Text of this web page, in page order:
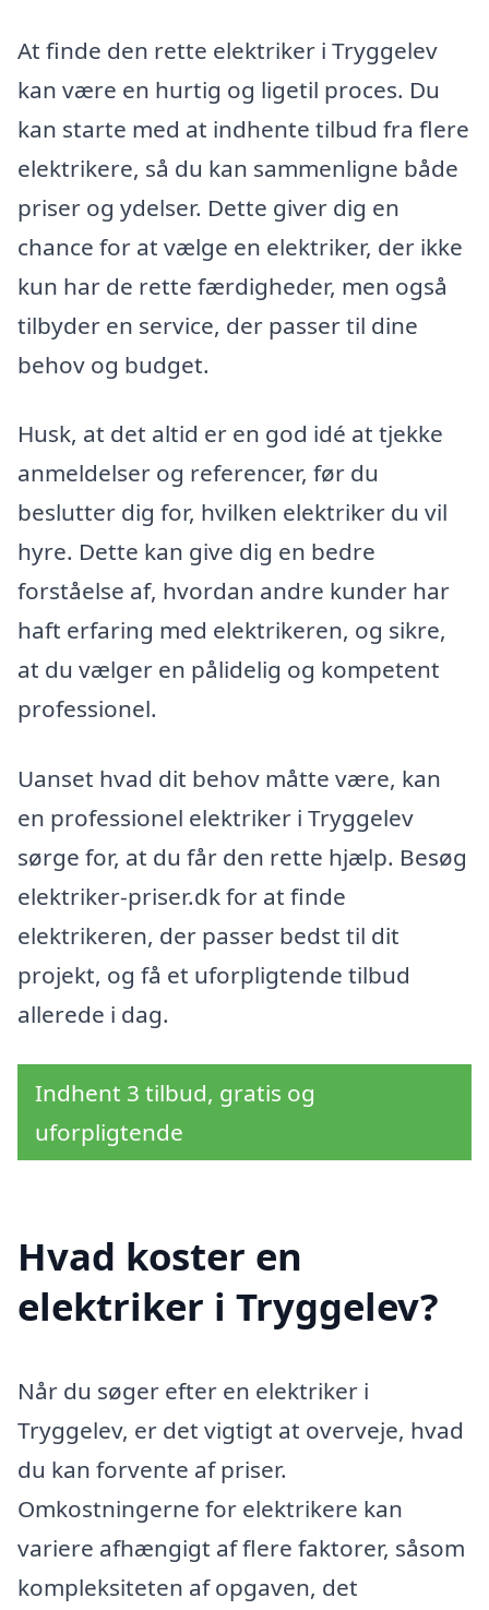
At finde den rette elektriker i Tryggelev
kan være en hurtig og ligetil proces. Du
kan starte med at indhente tilbud fra flere
elektrikere, så du kan sammenligne både
priser og ydelser. Dette giver dig en
chance for at vælge en elektriker, der ikke
kun har de rette færdigheder, men også
tilbyder en service, der passer til dine
behov og budget.
Husk, at det altid er en god idé at tjekke
anmeldelser og referencer, før du
beslutter dig for, hvilken elektriker du vil
hyre. Dette kan give dig en bedre
forståelse af, hvordan andre kunder har
haft erfaring med elektrikeren, og sikre,
at du vælger en pålidelig og kompetent
professionel.
Uanset hvad dit behov måtte være, kan
en professionel elektriker i Tryggelev
sørge for, at du får den rette hjælp. Besøg
elektriker-priser.dk for at finde
elektrikeren, der passer bedst til dit
projekt, og få et uforpligtende tilbud
allerede i dag.
Indhent 3 tilbud, gratis og
uforpligtende
Hvad koster en
elektriker i Tryggelev?
Når du søger efter en elektriker i
Tryggelev, er det vigtigt at overveje, hvad
du kan forvente af priser.
Omkostningerne for elektrikere kan
variere afhængigt af flere faktorer, såsom
kompleksiteten af opgaven, det